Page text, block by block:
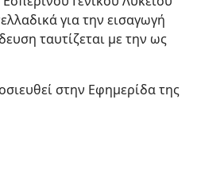
για την εισαγωγή
ταυτίζεται με την ως
στην Εφημερίδα της